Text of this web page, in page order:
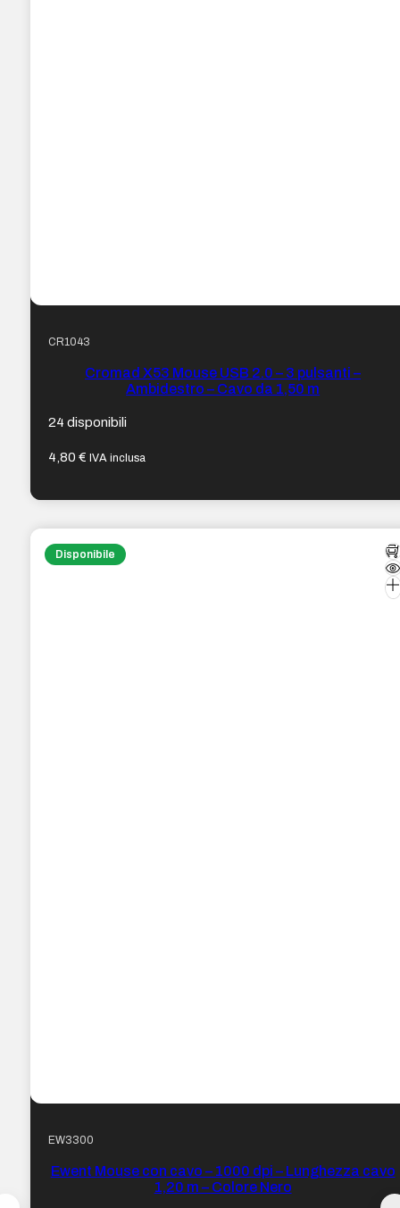
CR1043
Cromad X53 Mouse USB 2.0 – 3 pulsanti –
Ambidestro – Cavo da 1,50 m
24 disponibili
4,80€ IVA inclusa
Disponibile
EW3300
Ewent Mouse con cavo – 1000 dpi – Lunghezza cavo
1,20 m – Colore Nero